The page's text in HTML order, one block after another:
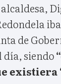
de
día, siendo
existiera